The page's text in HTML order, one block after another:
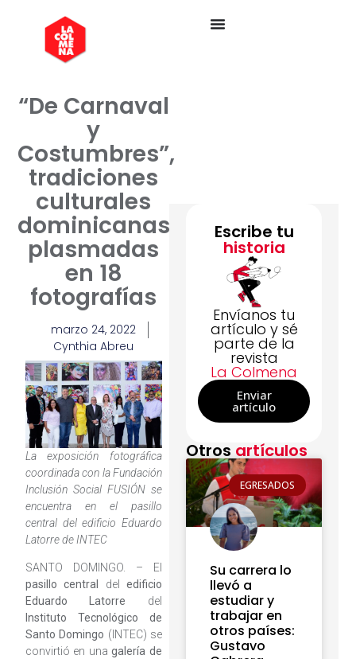
“De Carnaval
y
Costumbres”,
tradiciones
culturales
dominicanas
plasmadas
en 18
fotografías
marzo 24, 2022
Cynthia Abreu
La exposición fotográfica
coordinada con la Fundación
Inclusión Social FUSIÓN se
encuentra en el pasillo
central del edificio Eduardo
Latorre de INTEC
SANTO DOMINGO. – El
pasillo central
del edificio
Eduardo Latorre del
Instituto Tecnológico de
Santo Domingo (INTEC) se
convirtió en unagalería de
Escribe tu
historia
Envíanos tu
artículo y sé
parte de la
revista
La Colmena
Enviar
artículo
Otros artículos
EGRESADOS
Su carrera lo
llevó a
estudiar y
trabajar en
otros países:
Gustavo